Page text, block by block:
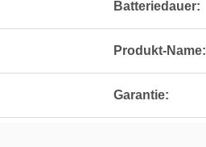
Batteriedauer:
Produkt-Name:
Garantie: